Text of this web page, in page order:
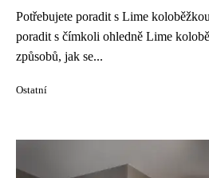
Potřebujete poradit s Lime
poradit s čímkoli ohledně Lime
způsobů, jak se...
Ostatní